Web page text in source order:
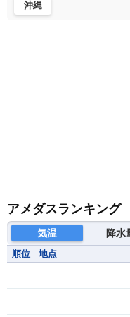
沖縄
アメダスランキング
気温 降水
順位 地点